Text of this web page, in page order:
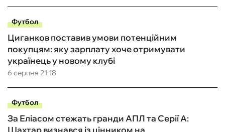
Футбол
6 серпня 21:18
Циганков поставив умови потенційним
покупцям: яку зарплату хоче отримувати
українець у новому клубі
Футбол
За Еліасом стежать гранди АПЛ та Серії А: